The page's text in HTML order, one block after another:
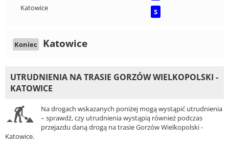
Katowice
S
Koniec Katowice
UTRUDNIENIA NA TRASIE GORZÓW WIELKOPOLSKI -
KATOWICE
Na drogach wskazanych poniżej mogą wystąpić utrudnienia
– sprawdź, czy utrudnienia wystąpią również podczas
przejazdu daną drogą na trasie Gorzów Wielkopolski -
Katowice.